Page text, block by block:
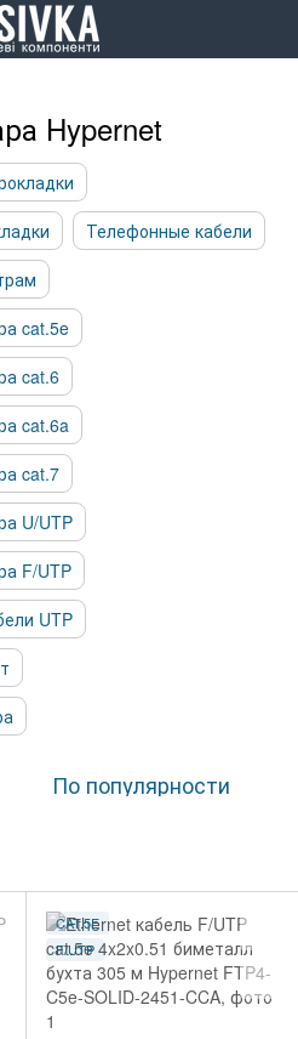
Hypernet
Телефонные кабели
cat.5e
cat.6
cat.6a
cat.7
U/UTP
F/UTP
UTP
По популярности
CAT.5E
F/UTP